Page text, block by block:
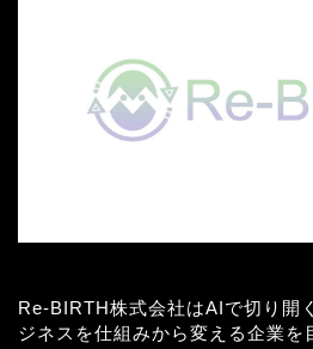
Re-BIRTH株式会社はAIで切り開
ジネスを仕組みから変える企業を